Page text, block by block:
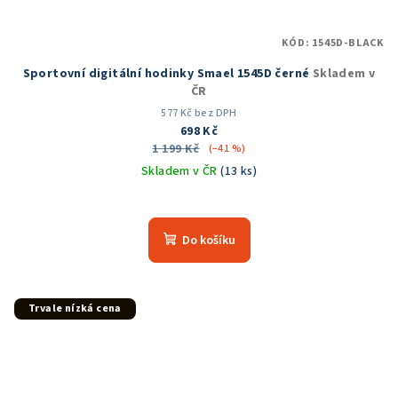
Sportovní digitální hodinky Smael 1545D černé Skladem v
ČR
577 Kč bez DPH
698 Kč
1 199 Kč
(–41 %)
Skladem v ČR(13 ks)
hodnocení
produktu
Do košíku
KÓD: 1545D-BLACK
Trvale nízká cena